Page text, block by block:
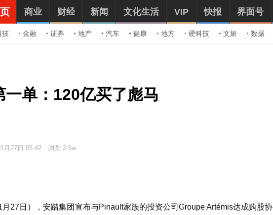
技 金融 证券 地产 汽车 健康 地方 硬科技 文旅 数据
商业 财经 新闻 文化生活 VIP 快报 界面号
一单：120亿买了彪马
月27日 05:42 浏览 2.6w
27日），安踏集团宣布与Pinault家族的投资公司Groupe Artémis达成购股协